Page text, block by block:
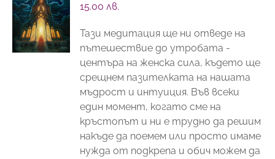
15.00лв.
Тази медитация ще ни отведе на
пътешествие до утробата -
центъра на женска сила, където ще
срещнем пазителката на нашата
мъдрост и интуиция. Във всеки
един момент, когато сме на
кръстопът и ни е трудно да решим
накъде да поемем или просто имаме
нужда от подкрепа и обич можем да